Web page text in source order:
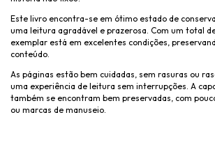
Este livro encontra-se em ótimo estado de
uma leitura agradável e prazerosa. Com um total
exemplar está em excelentes condições,
conteúdo.
As páginas estão bem cuidadas, sem rasuras ou
uma experiência de leitura sem interrupções. A
também se encontram bem preservadas, com
ou marcas de manuseio.